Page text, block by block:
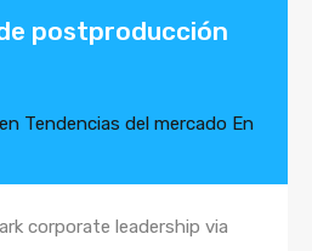
postproducción
Tendencias del mercado En
corporate leadership via